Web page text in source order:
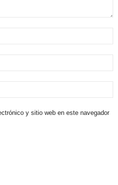
y sitio web en este navegador